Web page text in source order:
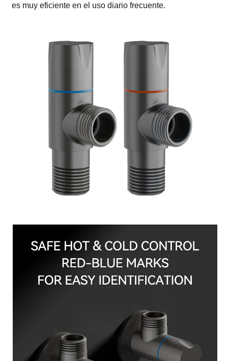
es muy eficiente en el uso diario frecuente.